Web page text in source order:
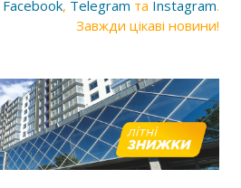
Facebook, Telegram та Instagram.
Завжди цікаві новини!